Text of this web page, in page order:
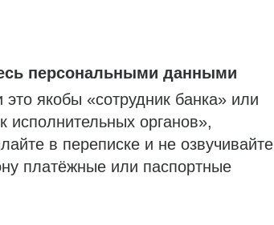
персональными данными
якобы «сотрудник банка» или
исполнительных органов»,
в переписке и не озвучивайте
платёжные или паспортные